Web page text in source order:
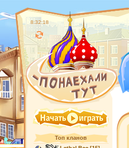
8:32:19
Топ кланов